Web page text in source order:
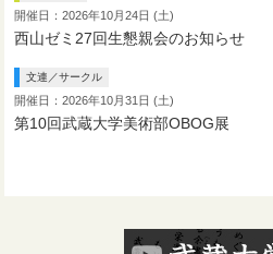
開催日：2026年10月24日 (土)
西山ゼミ27回生懇親会のお知らせ
文連／サークル
開催日：2026年10月31日 (土)
第10回武蔵大学美術部OBOG展